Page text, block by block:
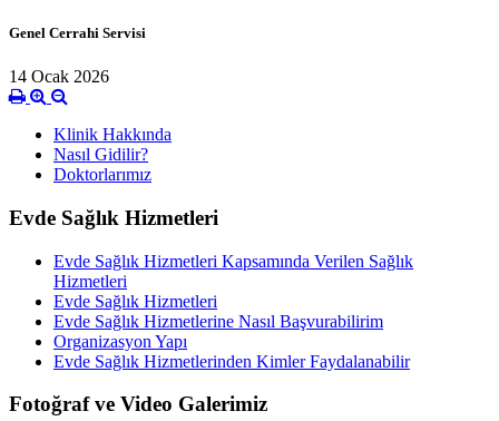
Genel Cerrahi Servisi
14 Ocak 2026
Klinik Hakkında
Nasıl Gidilir?
Doktorlarımız
Evde Sağlık Hizmetleri
Evde Sağlık Hizmetleri Kapsamında Verilen Sağlık
Hizmetleri
Evde Sağlık Hizmetleri
Evde Sağlık Hizmetlerine Nasıl Başvurabilirim
Organizasyon Yapı
Evde Sağlık Hizmetlerinden Kimler Faydalanabilir
Fotoğraf ve Video Galerimiz